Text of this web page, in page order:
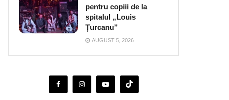
pentru copiii de la
spitalul „Louis
Țurcanu”
AUGUST 5, 2026